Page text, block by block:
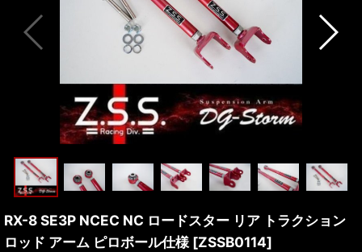
RX-8 SE3P NCEC NC ロードスター リア トラクション
ロッド アーム ピロボール仕様 [ZSSB0114]